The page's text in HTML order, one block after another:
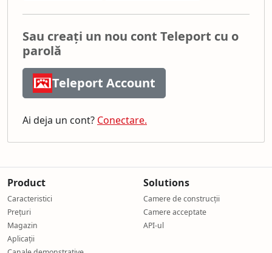
Sau creați un nou cont Teleport cu o
parolă
Teleport Account
Ai deja un cont? Conectare.
Product
Caracteristici
Prețuri
Magazin
Aplicații
Solutions
Camere de construcții
Camere acceptate
API-ul